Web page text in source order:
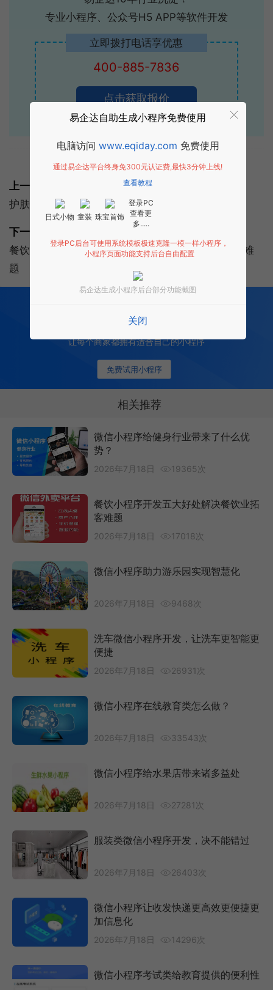
专业小程序、公众号H5 APP等软件开发
立即拨打电话享优惠
400-885-7836
点击获取报价
标签: 微信小程序 解决方案
上一篇:
护肤美容小程序:护肤美容小程序的功能和解决方案
下一篇:
餐饮业如何拓客？玩转小程序4大营销功能解决拓客难
题
免费试用小程序
全行业场景 适用
0 成本 0 门槛 一键生成
让每个商家都拥有适合自己的小程序
相关推荐
微信小程序给健身行业带来了什么优
势？
2026年7月18日 19365次
餐饮小程序开发五大好处解决餐饮业拓
客难题
2026年7月18日 17018次
微信小程序助力游乐园实现智慧化
2026年7月18日 9468次
洗车微信小程序开发，让洗车更智能更
便捷
2026年7月18日 26931次
微信小程序在线教育类怎么做？
2026年7月18日 33543次
微信小程序给水果店带来诸多益处
2026年7月18日 27281次
服装类微信小程序开发，决不能错过
2026年7月18日 26403次
微信小程序让收发快递更高效更便捷更
加信息化
2026年7月18日 14296次
微信小程序考试类给教育提供的便利性
易企达自助生成小程序免费使用
电脑访问 www.eqiday.com 免费使用
通过易企达平台终身免300元认证费,最快3分钟上线!
查看教程
日式小物 童装 珠宝首饰
登录PC
查看更
多.....
登录PC后台可使用系统模板极速克隆一模一样小程序，
小程序页面功能支持后台自由配置
易企达生成小程序后台部分功能截图
关闭